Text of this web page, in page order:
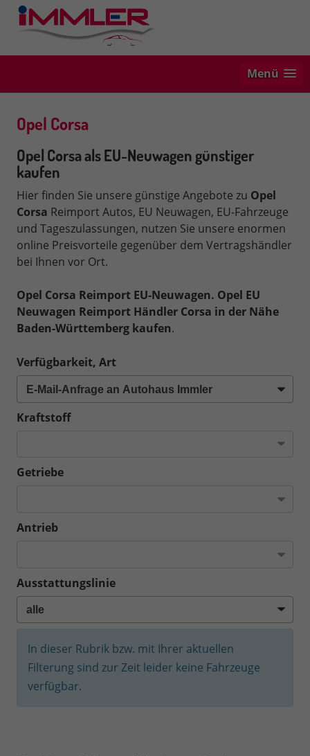
Menü
Opel Corsa
Opel Corsa als EU-Neuwagen günstiger
kaufen
Hier finden Sie unsere günstige Angebote zu Opel
Corsa Reimport Autos, EU Neuwagen, EU-Fahrzeuge
und Tageszulassungen, nutzen Sie unsere enormen
online Preisvorteile gegenüber dem Vertragshändler
bei Ihnen vor Ort.
Opel Corsa Reimport EU-Neuwagen. Opel EU
Neuwagen Reimport Händler Corsa in der Nähe
Baden-Württemberg kaufen.
Verfügbarkeit, Art
Kraftstoff
Getriebe
Antrieb
Ausstattungslinie
In dieser Rubrik bzw. mit Ihrer aktuellen
Filterung sind zur Zeit leider keine Fahrzeuge
verfügbar.